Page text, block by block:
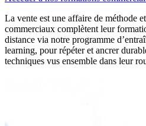
La vente est une affaire de méthode
commerciaux complètent leur
distance via notre programme
learning, pour répéter et ancrer
techniques vus ensemble dans leur